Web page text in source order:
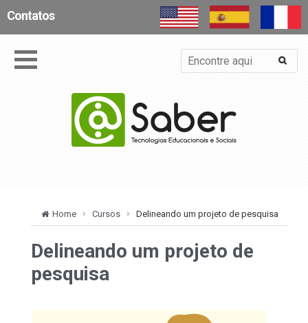
Contatos
Home Cursos Delineando um projeto de pesquisa
Delineando um projeto de
pesquisa